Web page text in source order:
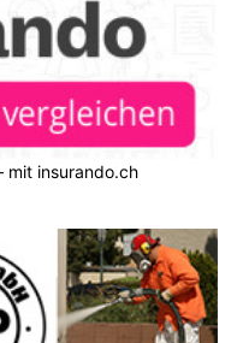
mit insurando.ch